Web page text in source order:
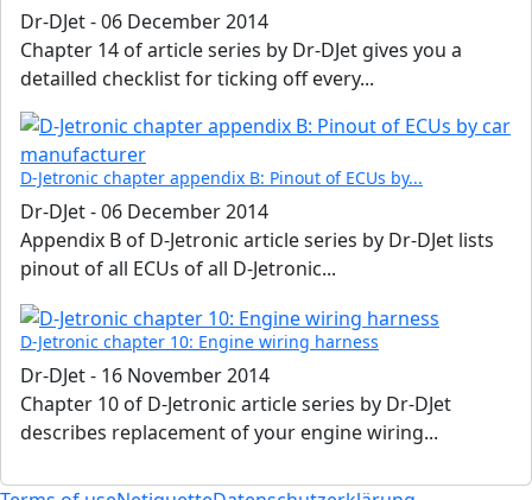
Dr-DJet-06 December 2014
Chapter 14 of article series by Dr-DJet gives you a
detailled checklist for ticking off every...
D-Jetronic chapter appendix B: Pinout of ECUs by...
Dr-DJet-06 December 2014
Appendix B of D-Jetronic article series by Dr-DJet lists
pinout of all ECUs of all D-Jetronic...
D-Jetronic chapter 10: Engine wiring harness
Dr-DJet- 16 November 2014
Chapter 10 of D-Jetronic article series by Dr-DJet
describes replacement of your engine wiring...